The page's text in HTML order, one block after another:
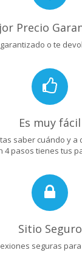
Precio
o te
Es muy fácil
saber cuándo y a
4 pasos tienes tus
Sitio Seguro
seguras